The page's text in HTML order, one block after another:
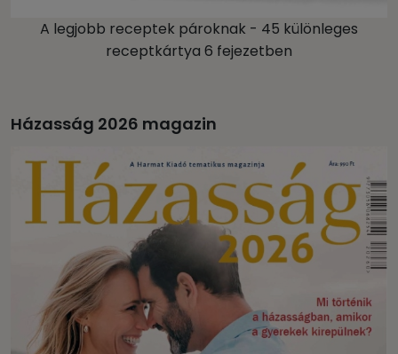
A legjobb receptek pároknak - 45 különleges
receptkártya 6 fejezetben
Házasság 2026 magazin